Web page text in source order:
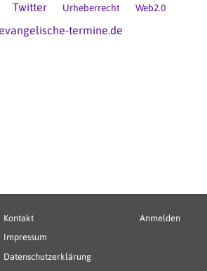
Twitter Urheberrecht Web2.0
termine.de
Fußbereichsmenü
Kontakt
Impressum
Datenschutzerklärung
Anmelden